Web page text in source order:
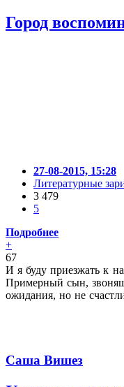
Город
27-08-2015, 15:28
Литературные
3 479
5
Подробнее
+
67
И я буду приезжать к
Примерный сын,
ожидания, но не
Саша Вишез